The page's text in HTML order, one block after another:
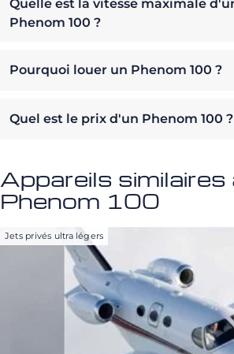
Quelle est la vitesse maximale
Phenom 100 ?
Pourquoi louer un Phenom 100 ?
Quel est le prix d'un Phenom 100 ?
Appareils similaires
Phenom 100
Jets privés ultra légers